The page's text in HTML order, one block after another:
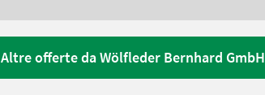
Altre offerte da Wölfleder Bernhard GmbH